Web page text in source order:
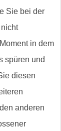
Sie bei der
in dem
spüren und
diesen
anderen